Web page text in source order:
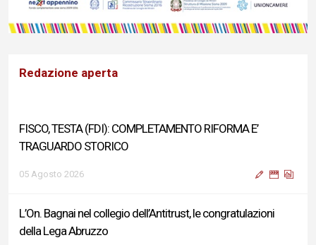
Redazione aperta
FISCO, TESTA (FDI): COMPLETAMENTO RIFORMA E’
TRAGUARDO STORICO
05 Agosto 2026
L’On. Bagnai nel collegio dell’Antitrust, le congratulazioni
della Lega Abruzzo